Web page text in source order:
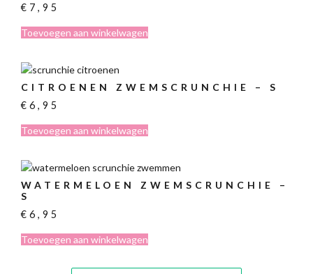
€ 7,95
Toevoegen aan winkelwagen
CITROENEN ZWEMSCRUNCHIE – S
€ 6,95
Toevoegen aan winkelwagen
WATERMELOEN ZWEMSCRUNCHIE –
S
€ 6,95
Toevoegen aan winkelwagen